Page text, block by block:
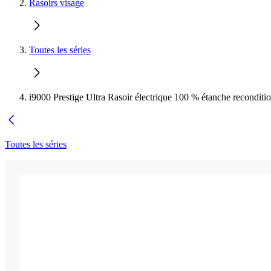
Rasoirs visage
Toutes les séries
i9000 Prestige Ultra Rasoir électrique 100 % étanche
Toutes les séries